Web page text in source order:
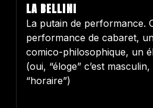
LA BELLINI
La putain de performance.
performance de cabaret,
comico-philosophique, un
(oui, “éloge” c’est
“horaire”)